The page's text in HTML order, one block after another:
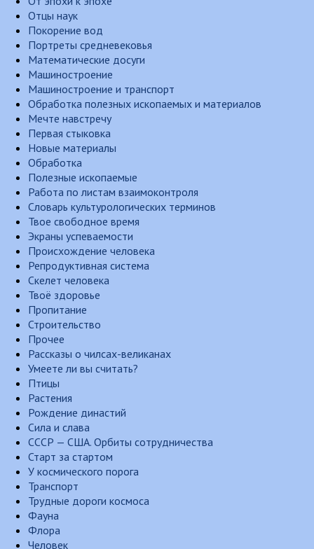
Отцы наук
Покорение вод
Портреты средневековья
Математические досуги
Машиностроение
Машиностроение и транспорт
Обработка полезных ископаемых и материалов
Мечте навстречу
Первая стыковка
Новые материалы
Обработка
Полезные ископаемые
Работа по листам взаимоконтроля
Словарь культурологических терминов
Твое свободное время
Экраны успеваемости
Происхождение человека
Репродуктивная система
Скелет человека
Твоё здоровье
Пропитание
Строительство
Прочее
Рассказы о чилсах-великанах
Умеете ли вы считать?
Птицы
Растения
Рождение династий
Сила и слава
СССР — США. Орбиты сотрудничества
Старт за стартом
У космического порога
Транспорт
Трудные дороги космоса
Фауна
Флора
Человек